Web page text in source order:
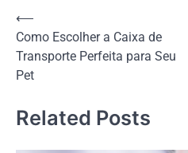
Navegação
de
Post
⟵
Como Escolher a Caixa de
Transporte Perfeita para Seu
Pet
Related Posts